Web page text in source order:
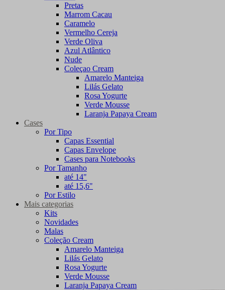
Pretas
Marrom Cacau
Caramelo
Vermelho Cereja
Verde Oliva
Azul Atlântico
Nude
Coleçao Cream
Amarelo Manteiga
Lilás Gelato
Rosa Yogurte
Verde Mousse
Laranja Papaya Cream
Cases
Por Tipo
Capas Essential
Capas Envelope
Cases para Notebooks
Por Tamanho
até 14"
até 15,6"
Por Estilo
Mais categorias
Kits
Novidades
Malas
Coleção Cream
Amarelo Manteiga
Lilás Gelato
Rosa Yogurte
Verde Mousse
Laranja Papaya Cream